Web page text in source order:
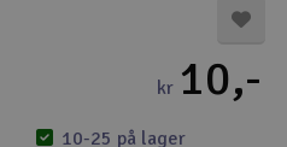
kr 10,-
10-25 på lager